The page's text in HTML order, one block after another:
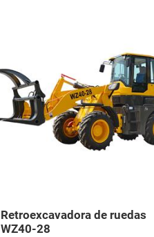
Retroexcavadora de ruedas
WZ40-28